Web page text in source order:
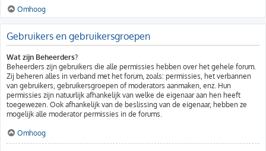
Omhoog
Gebruikers en gebruikersgroepen
Wat zijn Beheerders?
Beheerders zijn gebruikers die alle permissies hebben over het gehele forum.
Zij beheren alles in verband met het forum, zoals: permissies, het verbannen
van gebruikers, gebruikersgroepen of moderators aanmaken, enz. Hun
permissies zijn natuurlijk afhankelijk van welke de eigenaar aan hen heeft
toegewezen. Ook afhankelijk van de beslissing van de eigenaar, hebben ze
mogelijk alle moderator permissies in de forums.
Omhoog